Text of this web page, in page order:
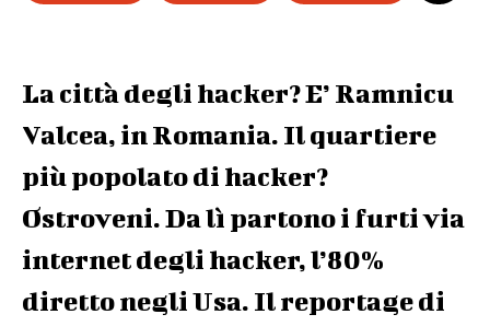
La città degli hacker? E’ Ramnicu
Valcea, in Romania. Il quartiere
più popolato di hacker?
Ostroveni. Da lì partono i furti via
internet degli hacker, l’80%
diretto negli Usa. Il reportage di